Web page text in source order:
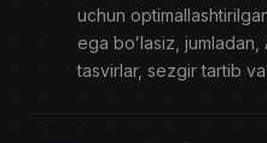
uchun
ega boʻlasiz,
tasvirlar, sezgir tartib va